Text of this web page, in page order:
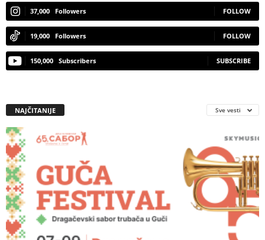
37,000 Followers FOLLOW
19,000 Followers FOLLOW
150,000 Subscribers SUBSCRIBE
NAJČITANIJE Sve vesti